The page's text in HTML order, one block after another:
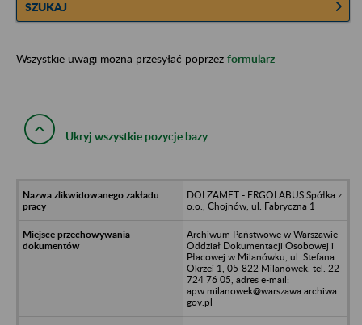
SZUKAJ
Wszystkie uwagi można przesyłać poprzez formularz
Ukryj wszystkie pozycje bazy
DOLZAMET - ERGOLABUS Spółka z
o.o., Chojnów, ul. Fabryczna 1
Archiwum Państwowe w Warszawie
Oddział Dokumentacji Osobowej i
Płacowej w Milanówku, ul. Stefana
Okrzei 1, 05-822 Milanówek, tel. 22
724 76 05, adres e-mail:
apw.milanowek@warszawa.archiwa.
gov.pl